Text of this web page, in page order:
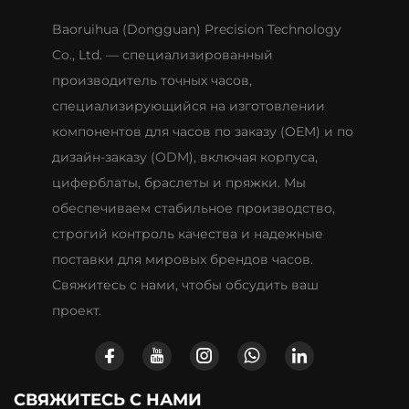
Baoruihua (Dongguan) Precision Technology
Co., Ltd. — специализированный
производитель точных часов,
специализирующийся на изготовлении
компонентов для часов по заказу (OEM) и по
дизайн-заказу (ODM), включая корпуса,
циферблаты, браслеты и пряжки. Мы
обеспечиваем стабильное производство,
строгий контроль качества и надежные
поставки для мировых брендов часов.
Свяжитесь с нами, чтобы обсудить ваш
проект.
СВЯЖИТЕСЬ С НАМИ